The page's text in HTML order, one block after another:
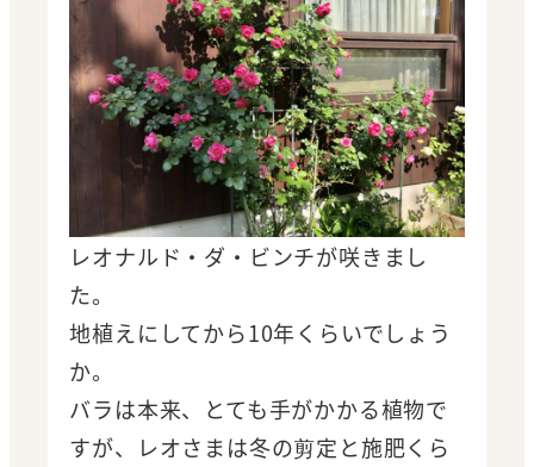
レオナルド・ダ・ビンチが咲きまし
た。
地植えにしてから10年くらいでしょう
か。
バラは本来、とても手がかかる植物で
すが、レオさまは冬の剪定と施肥くら